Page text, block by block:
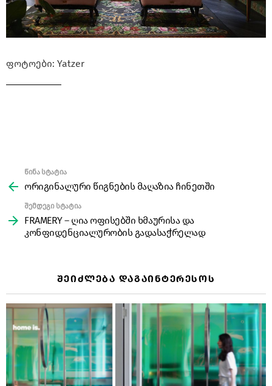
ფოტოები: Yatzer
more
წინა სტატია
ორიგინალური წიგნების მაღაზია ჩინეთში
შემდეგი სტატია
FRAMERY – ღია ოფისებში ხმაურისა და
კონფიდენციალურობის გადასაჭრელად
ᲨᲔᲘᲫᲚᲔᲑᲐ ᲓᲐᲒᲐᲘᲜᲢᲔᲠᲔᲡᲝᲡ